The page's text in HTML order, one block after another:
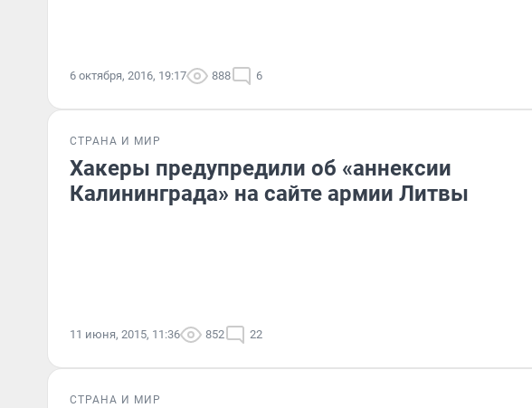
6 октября, 2016, 19:17 888 6
СТРАНА И МИР
Хакеры предупредили об «аннексии
Калининграда» на сайте армии Литвы
11 июня, 2015, 11:36 852 22
СТРАНА И МИР